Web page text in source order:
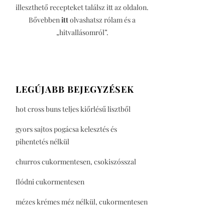
illeszthető recepteket találsz itt az oldalon.
Bővebbenittolvashatsz rólam és a
„hitvallásomról”.
LEGÚJABB BEJEGYZÉSEK
hot cross buns teljes kiőrlésű lisztből
gyors sajtos pogácsa kelesztés és
pihentetés nélkül
churros cukormentesen, csokiszósszal
flódni cukormentesen
mézes krémes méz nélkül, cukormentesen